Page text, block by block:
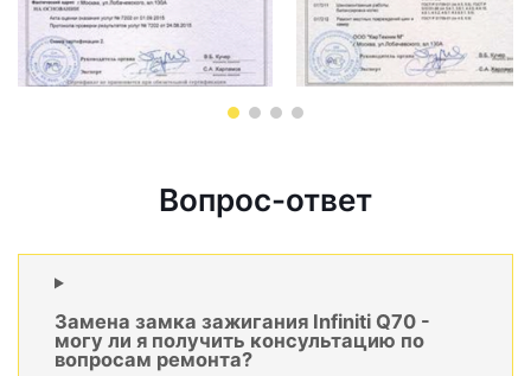
Вопрос-ответ
Замена замка зажигания Infiniti Q70 -
могу ли я получить консультацию по
вопросам ремонта?